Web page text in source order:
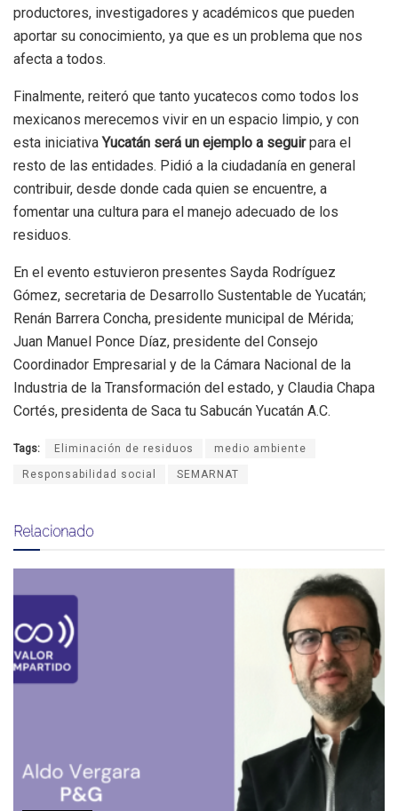
productores, investigadores y académicos que pueden
aportar su conocimiento, ya que es un problema que nos
afecta a todos.
Finalmente, reiteró que tanto yucatecos como todos los
mexicanos merecemos vivir en un espacio limpio, y con
esta iniciativa Yucatán será un ejemplo a seguirpara el
resto de las entidades. Pidió a la ciudadanía en general
contribuir, desde donde cada quien se encuentre, a
fomentar una cultura para el manejo adecuado de los
residuos.
En el evento estuvieron presentes Sayda Rodríguez
Gómez, secretaria de Desarrollo Sustentable de Yucatán;
Renán Barrera Concha, presidente municipal de Mérida;
Juan Manuel Ponce Díaz, presidente del Consejo
Coordinador Empresarial y de la Cámara Nacional de la
Industria de la Transformación del estado, y Claudia Chapa
Cortés, presidenta de Saca tu Sabucán Yucatán A.C.
Tags: Eliminación de residuos medio ambiente
Responsabilidad social SEMARNAT
Relacionado